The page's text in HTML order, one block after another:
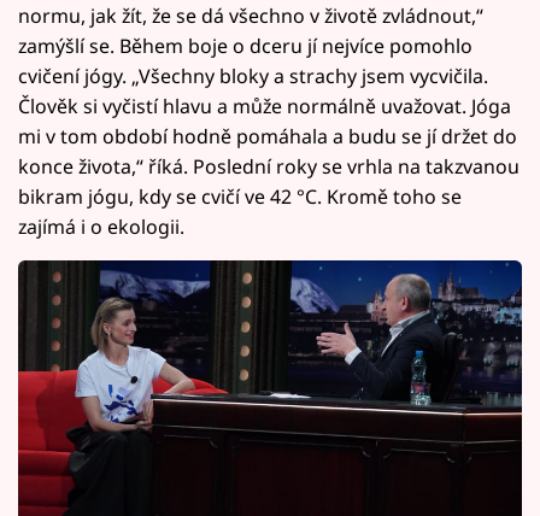
normu, jak žít, že se dá všechno v životě zvládnout,“
zamýšlí se. Během boje o dceru jí nejvíce pomohlo
cvičení jógy. „Všechny bloky a strachy jsem vycvičila.
Člověk si vyčistí hlavu a může normálně uvažovat. Jóga
mi v tom období hodně pomáhala a budu se jí držet do
konce života,“ říká. Poslední roky se vrhla na takzvanou
bikram jógu, kdy se cvičí ve 42 °C. Kromě toho se
zajímá i o ekologii.